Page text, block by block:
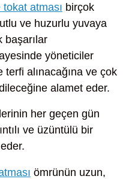
atması birçok
ve huzurlu yuvaya
başarılar
yöneticiler
alınacağına ve çok
alamet eder.
her geçen gün
ve üzüntülü bir
ömrünün uzun,